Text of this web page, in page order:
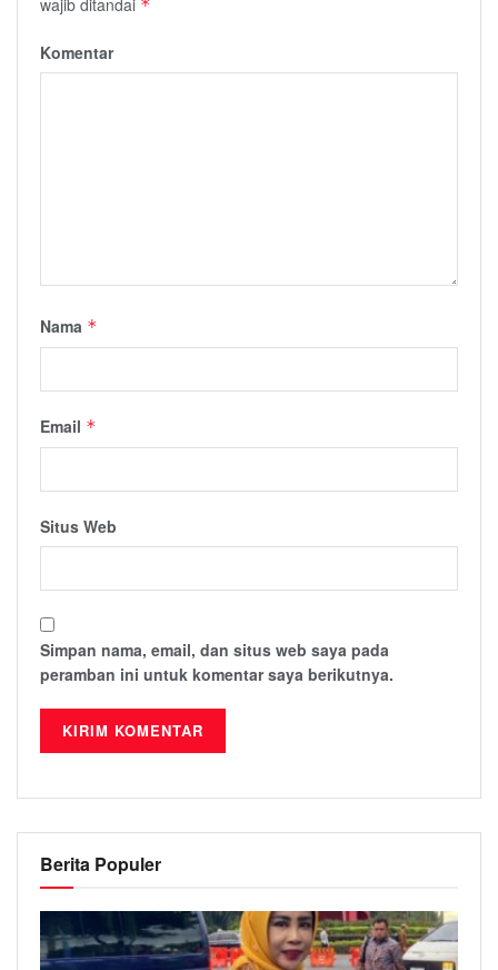
*
Komentar
Nama *
Email *
Situs Web
Simpan nama, email, dan situs web saya pada
peramban ini untuk komentar saya berikutnya.
Berita Populer